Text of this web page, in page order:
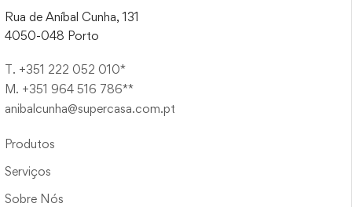
Rua de Aníbal Cunha, 131
4050-048 Porto
T. +351 222 052 010*
M. +351 964 516 786**
anibalcunha@supercasa.com.pt
Produtos
Serviços
Sobre Nós